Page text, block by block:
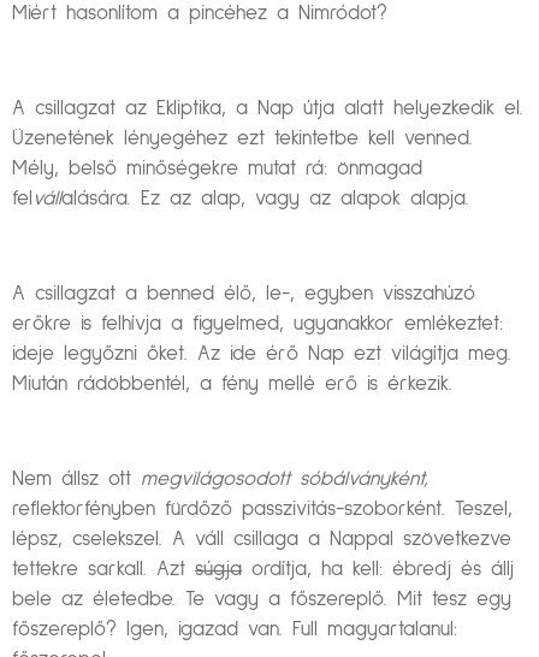
Miért hasonlítom a pincéhez a Nimródot?
A csillagzat az Ekliptika, a Nap útja alatt helyezkedik el.
Üzenetének lényegéhez ezt tekintetbe kell venned.
Mély, belső minőségekre mutat rá: önmagad
fel vállalására. Ez az alap, vagy az alapok alapja.
A csillagzat a benned élő, le-, egyben visszahúzó
erőkre is felhívja a figyelmed, ugyanakkor emlékeztet:
ideje legyőzni őket. Az ide érő Nap ezt világítja meg.
Miután rádöbbentél, a fény mellé erő is érkezik.
Nem állsz ott megvilágosodott sóbálványként,
reflektorfényben fürdőző passzivitás-szoborként. Teszel,
lépsz, cselekszel. A váll csillaga a Nappal szövetkezve
tettekre sarkall. Azt súgja ordítja, ha kell: ébredj és állj
bele az életedbe. Te vagy a főszereplő. Mit tesz egy
főszereplő? Igen, igazad van. Full magyartalanul: